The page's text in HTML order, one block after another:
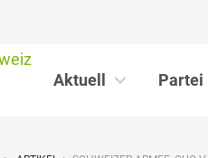
Aktuell Partei